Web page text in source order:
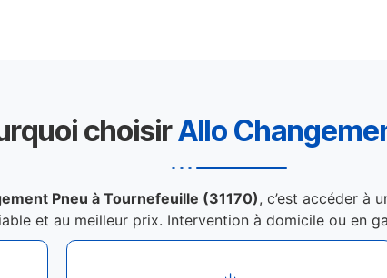
choisirAllo
Pneu à Tournefeuille (31170), c’est accéder à
et au meilleur prix. Intervention à domicile ou en